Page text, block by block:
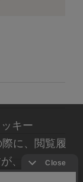
キー
に、閲覧履
、お客様の
ません。詳